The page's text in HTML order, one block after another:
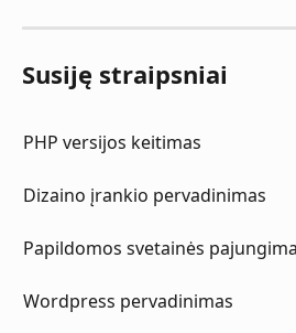
Susiję straipsniai
PHP versijos keitimas
Dizaino įrankio pervadinimas
Papildomos svetainės
Wordpress pervadinimas